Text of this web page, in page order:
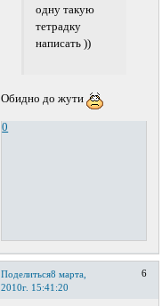
одну такую
тетрадку
написать ))
Обидно до жути
0
Поделиться 6
8 марта,
2010г. 15:41:20